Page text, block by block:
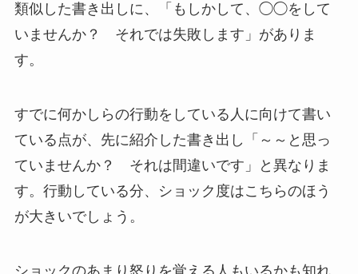
類似した書き出しに、「もしかして、◯◯をして
いませんか？ それでは失敗します」がありま
す。
すでに何かしらの行動をしている人に向けて書い
ている点が、先に紹介した書き出し「～～と思っ
ていませんか？ それは間違いです」と異なりま
す。行動している分、ショック度はこちらのほう
が大きいでしょう。
ショックのあまり怒りを覚える人もいるかも知れ